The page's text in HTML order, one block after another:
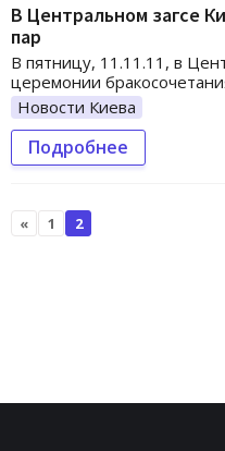
В Центральном загсе
пар
В пятницу, 11.11.11, в
церемонии
Новости Киева
Подробнее
« 1 2